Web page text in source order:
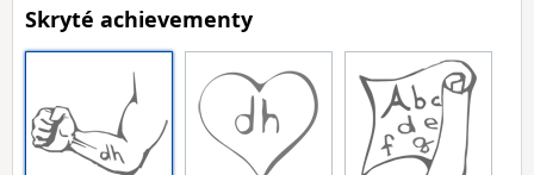
Skryté achievementy